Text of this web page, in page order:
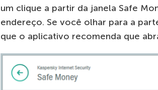
um clique a partir da janela Safe
endereço. Se você olhar para a
que o aplicativo recomenda que